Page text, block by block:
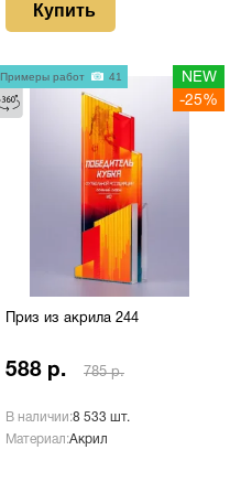
Купить
Приз из акрила 244
588 р. 785 р.
В наличии:8 533 шт.
Материал:Акрил
NEW
-25%
Примеры работ 41